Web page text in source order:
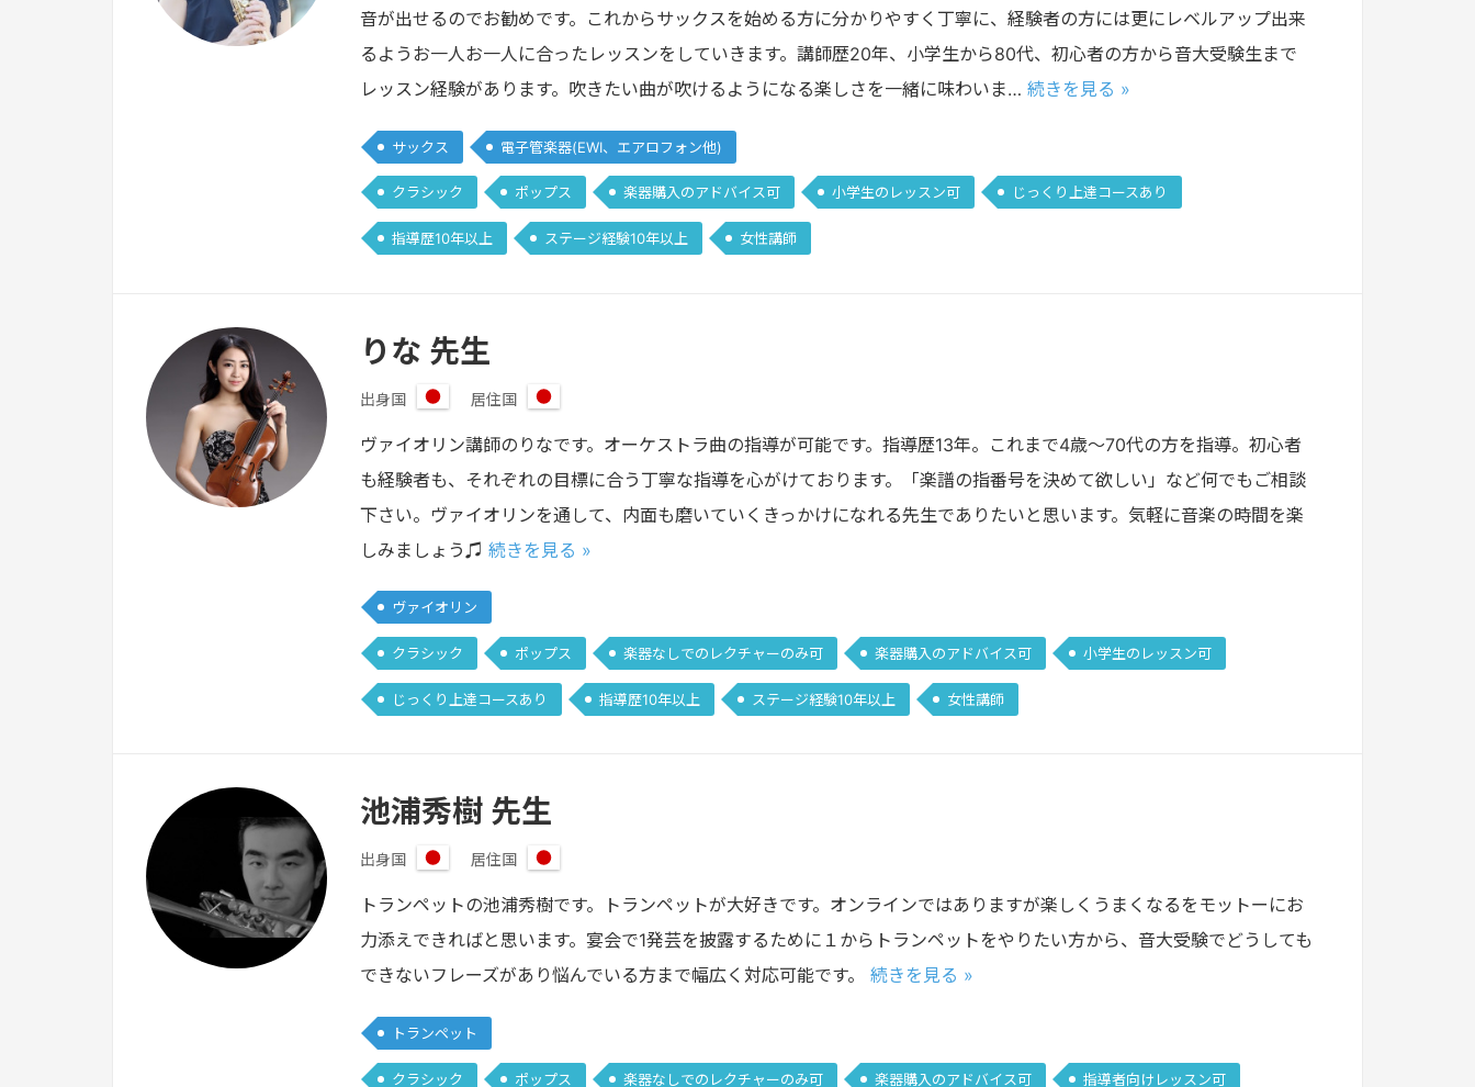
音が出せるのでお勧めです。これからサックスを始める方に分かりやすく丁寧に、経験者の方には更にレベルアップ出来
るようお一人お一人に合ったレッスンをしていきます。講師歴20年、小学生から80代、初心者の方から音大受験生まで
レッスン経験があります。吹きたい曲が吹けるようになる楽しさを一緒に味わいま… 続きを見る »
サックス 電子管楽器(EWI、エアロフォン他)
クラシック ポップス 楽器購入のアドバイス可 小学生のレッスン可 じっくり上達コースあり
指導歴10年以上 ステージ経験10年以上 女性講師
りな 先生
出身国
本
居住国
本
ヴァイオリン講師のりなです。オーケストラ曲の指導が可能です。指導歴13年。これまで4歳〜70代の方を指導。初心者
も経験者も、それぞれの目標に合う丁寧な指導を心がけております。「楽譜の指番号を決めて欲しい」など何でもご相談
下さい。ヴァイオリンを通して、内面も磨いていくきっかけになれる先生でありたいと思います。気軽に音楽の時間を楽
しみましょう♫ 続きを見る »
ヴァイオリン
クラシック ポップス 楽器なしでのレクチャーのみ可 楽器購入のアドバイス可 小学生のレッスン可
じっくり上達コースあり 指導歴10年以上 ステージ経験10年以上 女性講師
池浦秀樹 先生
出身国
本
居住国
本
トランペットの池浦秀樹です。トランペットが大好きです。オンラインではありますが楽しくうまくなるをモットーにお
力添えできればと思います。宴会で1発芸を披露するために１からトランペットをやりたい方から、音大受験でどうしても
できないフレーズがあり悩んでいる方まで幅広く対応可能です。 続きを見る »
トランペット
クラシック ポップス 楽器なしでのレクチャーのみ可 楽器購入のアドバイス可 指導者向けレッスン可